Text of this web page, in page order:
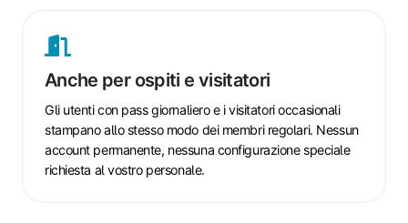
Anche per ospiti e visitatori
Gli utenti con pass giornaliero e i visitatori occasionali
stampano allo stesso modo dei membri regolari. Nessun
account permanente, nessuna configurazione speciale
richiesta al vostro personale.
visitatori